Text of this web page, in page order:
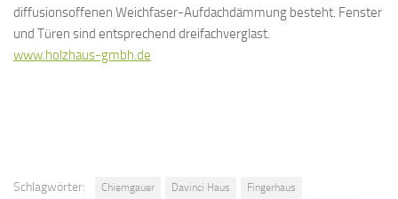
diffusionsoffenen Weichfaser-Aufdachdämmung besteht. Fenster
und Türen sind entsprechend dreifachverglast.
www.holzhaus-gmbh.de
Schlagwörter: Chiemgauer Davinci Haus
Fingerhaus